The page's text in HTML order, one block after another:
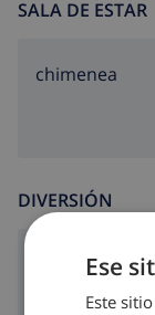
SALA DE ESTAR
chimenea
DIVERSIÓN
SatéliteEse
Este